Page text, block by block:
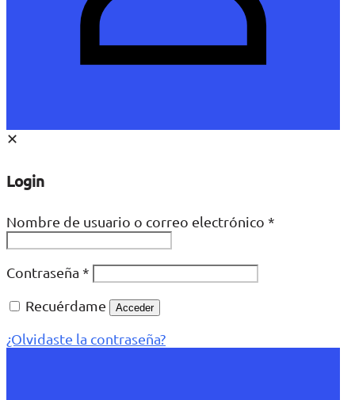
✕
Login
Nombre de usuario o correo electrónico *
Contraseña *
Recuérdame
Acceder
¿Olvidaste la contraseña?